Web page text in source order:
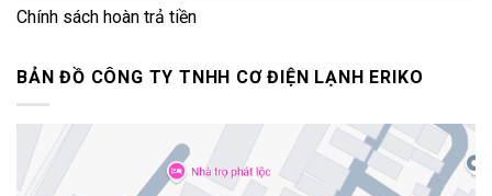
Chính sách hoàn trả tiền
BẢN ĐỒ CÔNG TY TNHH CƠ ĐIỆN LẠNH ERIKO